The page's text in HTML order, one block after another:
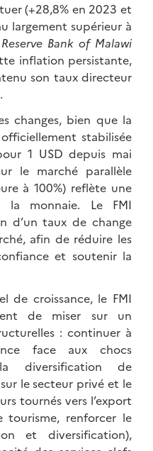
(+28,8% en 2023 et
largement supérieur à
Reserve Bank of Malawi
inflation persistante,
son taux directeur
changes, bien que la
stabilisée
1 USD depuis mai
le marché parallèle
à 100%) reflète une
la monnaie. Le FMI
d’un taux de change
afin de réduire les
et soutenir la
de croissance, le FMI
de miser sur un
: continuer à
face aux chocs
diversification de
le secteur privé et le
tournés vers l’export
renforcer le
et diversification),